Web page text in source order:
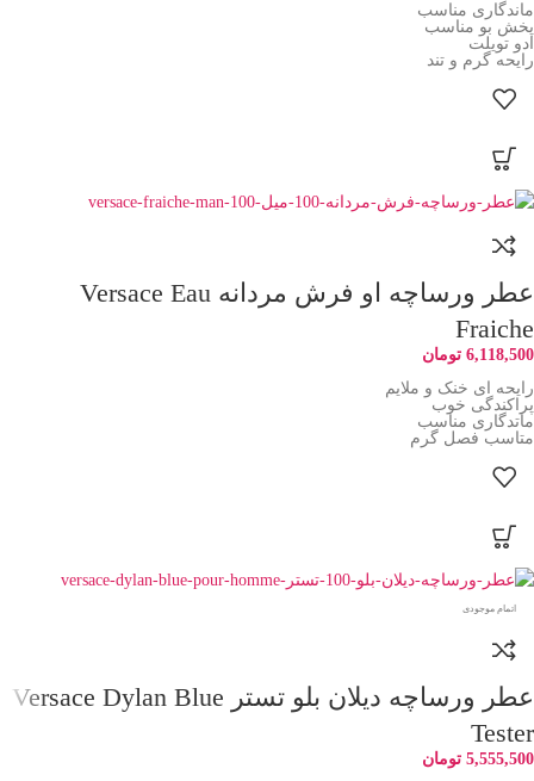
ماندگاری مناسب
پخش بو مناسب
ادو تویلت
رایحه گرم و تند
عطر ورساچه او فرش مردانه Versace Eau
Fraiche
6,118,500 تومان
رایحه ای خنک و ملایم
پراکندگی خوب
ماتدگاری مناسب
متاسب فصل گرم
اتمام موجودی
عطر ورساچه دیلان بلو تستر Versace Dylan Blue
Tester
5,555,500 تومان